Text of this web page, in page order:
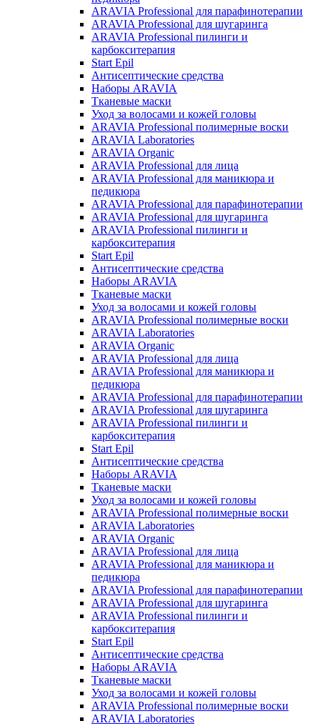
ARAVIA Professional для парафинотерапии
ARAVIA Professional для шугаринга
ARAVIA Professional пилинги и
карбокситерапия
Start Epil
Антисептические средства
Наборы ARAVIA
Тканевые маски
Уход за волосами и кожей головы
ARAVIA Professional полимерные воски
ARAVIA Laboratories
ARAVIA Organic
ARAVIA Professional для лица
ARAVIA Professional для маникюра и
педикюра
ARAVIA Professional для парафинотерапии
ARAVIA Professional для шугаринга
ARAVIA Professional пилинги и
карбокситерапия
Start Epil
Антисептические средства
Наборы ARAVIA
Тканевые маски
Уход за волосами и кожей головы
ARAVIA Professional полимерные воски
ARAVIA Laboratories
ARAVIA Organic
ARAVIA Professional для лица
ARAVIA Professional для маникюра и
педикюра
ARAVIA Professional для парафинотерапии
ARAVIA Professional для шугаринга
ARAVIA Professional пилинги и
карбокситерапия
Start Epil
Антисептические средства
Наборы ARAVIA
Тканевые маски
Уход за волосами и кожей головы
ARAVIA Professional полимерные воски
ARAVIA Laboratories
ARAVIA Organic
ARAVIA Professional для лица
ARAVIA Professional для маникюра и
педикюра
ARAVIA Professional для парафинотерапии
ARAVIA Professional для шугаринга
ARAVIA Professional пилинги и
карбокситерапия
Start Epil
Антисептические средства
Наборы ARAVIA
Тканевые маски
Уход за волосами и кожей головы
ARAVIA Professional полимерные воски
ARAVIA Laboratories